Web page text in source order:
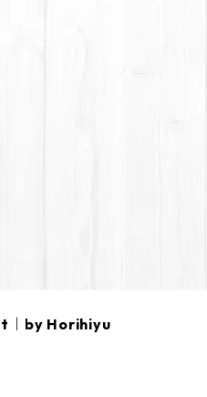
｜by Horihiyu